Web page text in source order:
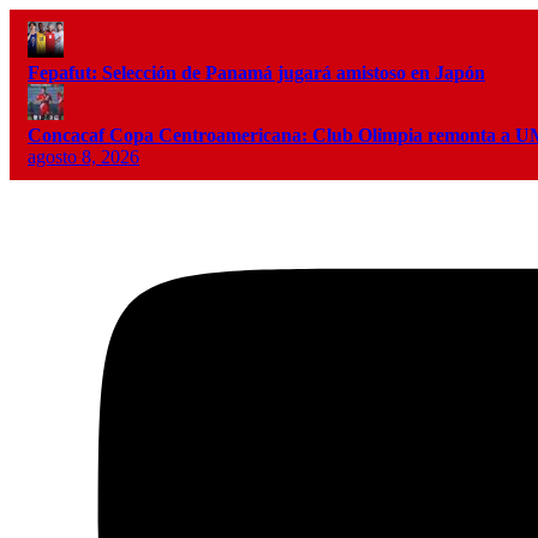
Fepafut: Selección de Panamá jugará amistoso en Japón
Concacaf Copa Centroamericana: Club Olimpia remonta a
agosto 8, 2026